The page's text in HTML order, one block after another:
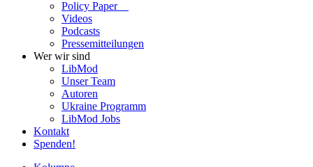
Policy Paper
Videos
Pod­casts
Pres­se­mit­tei­lun­gen
Wer wir sind
LibMod
Unser Team
Autoren
Ukraine Pro­gramm
LibMod Jobs
Kontakt
Spenden!